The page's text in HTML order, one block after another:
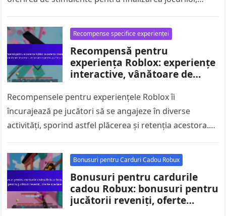
recompense…
Recompense specifice experienței
Recompensă pentru
experiența Roblox: experiențe
interactive, vânătoare de
puzzle-uri
Recompensele pentru experiențele Roblox îi
încurajează pe jucători să se angajeze în diverse
activități, sporind astfel plăcerea și retenția acestora.
comori…
Bonusuri pentru Carduri Cadou Robux
Bonusuri pentru cardurile
cadou Robux: bonusuri pentru
jucătorii reveniți, oferte